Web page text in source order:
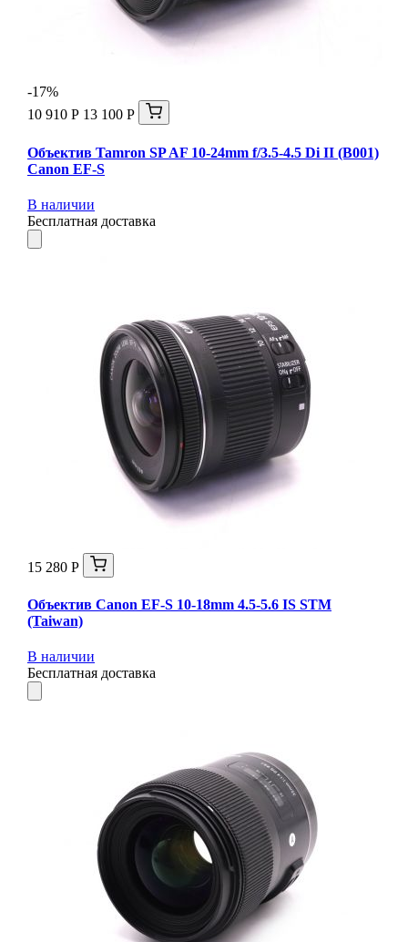
-17%
10 910 Р 13 100 Р
Объектив Tamron SP AF 10-24mm f/3.5-4.5 Di II (B001)
Canon EF-S
В наличии
Бесплатная доставка
15 280 Р
Объектив Canon EF-S 10-18mm 4.5-5.6 IS STM
(Taiwan)
В наличии
Бесплатная доставка